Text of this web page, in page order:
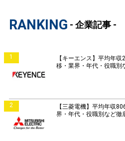
RANKING - 企業記事 -
1
【キーエンス】平均年
移・業界・年代・役職別
2
【三菱電機】平均年収
界・年代・役職別など徹